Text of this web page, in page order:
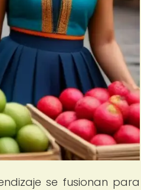
se fusionan para